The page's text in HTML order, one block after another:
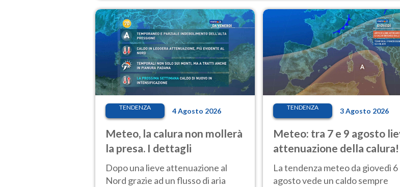
TENDENZA 4 Agosto 2026
Meteo, la calura non mollerà
la presa. I dettagli
Dopo una lieve attenuazione al
Nord grazie ad un flusso di aria
TENDENZA 3 Agosto 2026
Meteo: tra 7 e 9 agosto
attenuazione della calura!
Nord rischio temporali
La tendenza meteo da giovedì 6
agosto vede un caldo sempre